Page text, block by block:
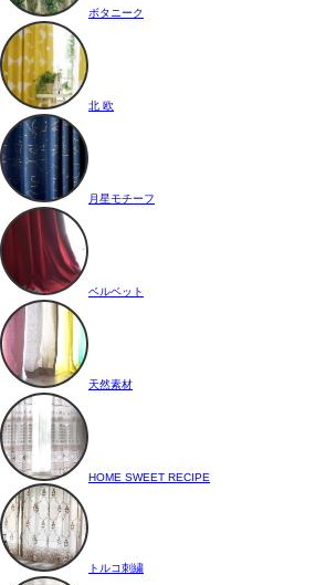
ボタニーク
北 欧
月星モチーフ
ベルベット
天然素材
HOME SWEET RECIPE
トルコ刺繍